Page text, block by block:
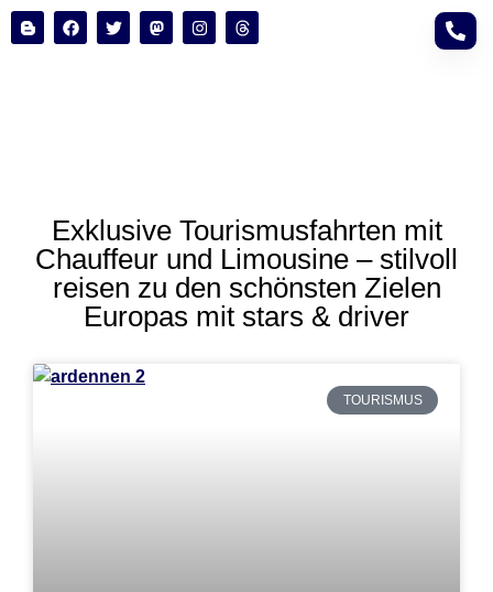
Exklusive Tourismusfahrten mit
Chauffeur und Limousine – stilvoll
reisen zu den schönsten Zielen
Europas mit stars & driver
TOURISMUS